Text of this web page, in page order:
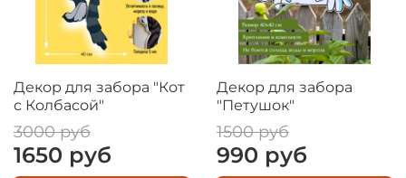
Декор для забора "Кот
с Колбасой"
3000 руб
1650 руб
Декор для забора
"Петушок"
1500 руб
990 руб